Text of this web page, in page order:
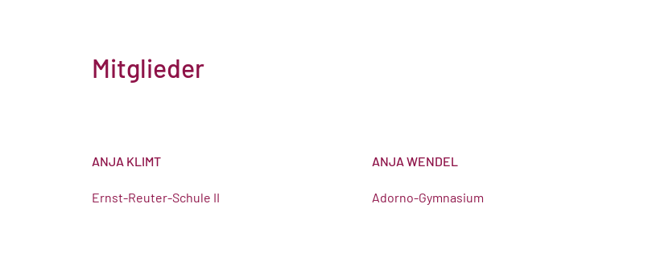
Mitglieder
ANJA KLIMT
Ernst-Reuter-Schule II
ANJA WENDEL
Adorno-Gymnasium